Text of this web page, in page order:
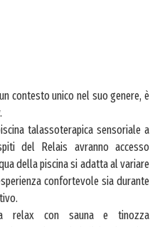
contesto unico nel suo genere, è
talassoterapica sensoriale a
del Relais avranno accesso
della piscina si adatta al variare
confortevole sia durante
relax con sauna e tinozza